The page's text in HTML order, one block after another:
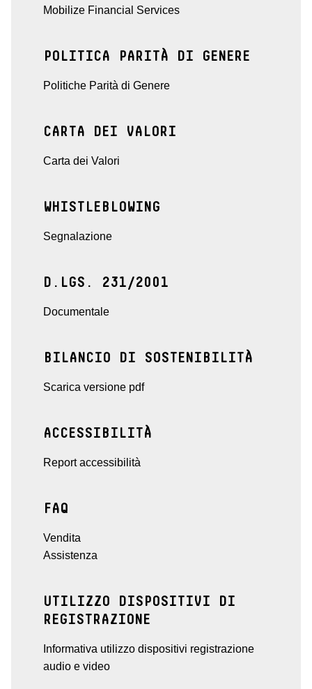
Mobilize Financial Services
POLITICA PARITÀ DI GENERE
Politiche Parità di Genere
CARTA DEI VALORI
Carta dei Valori
WHISTLEBLOWING
Segnalazione
D.LGS. 231/2001
Documentale
BILANCIO DI SOSTENIBILITÀ
Scarica versione pdf
ACCESSIBILITÀ
Report accessibilità
FAQ
Vendita
Assistenza
UTILIZZO DISPOSITIVI DI
REGISTRAZIONE
Informativa utilizzo dispositivi registrazione
audio e video